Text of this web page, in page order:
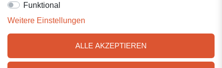
Funktional
Weitere Einstellungen
ALLE AKZEPTIEREN